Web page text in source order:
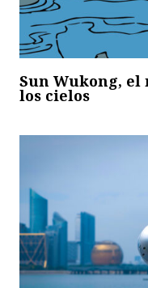
Sun Wukong, el
los cielos